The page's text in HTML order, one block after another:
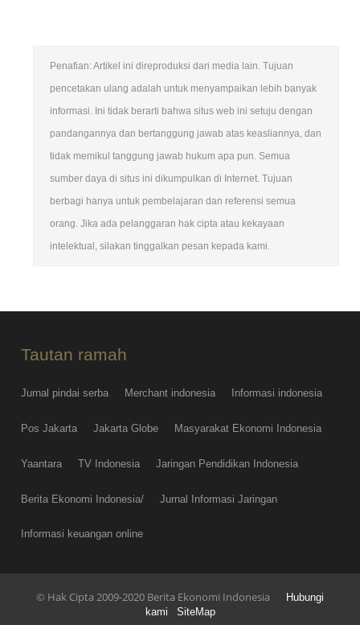
Penafian: Artikel ini direproduksi dari media lain. Tujuan
pencetakan ulang adalah untuk menyampaikan lebih banyak
informasi. Ini tidak berarti bahwa situs web ini setuju dengan
pandangannya dan bertanggung jawab atas keasliannya, dan
tidak memikul tanggung jawab hukum apa pun. Semua
sumber daya di situs ini dikumpulkan di Internet. Tujuan
berbagi hanya untuk pembelajaran dan referensi semua
orang. Jika ada pelanggaran hak cipta atau kekayaan
intelektual, silakan tinggalkan pesan kepada kami.
Tautan ramah
Jurnal pindai serba Merchant indonesia Informasi indonesia
Pos Jakarta Jakarta Globe Masyarakat Ekonomi Indonesia
Yaantara TV Indonesia Jaringan Pendidikan Indonesia
Berita Ekonomi Indonesia/ Jurnal Informasi Jaringan
Informasi keuangan online
© Hak Cipta 2009-2020 Berita Ekonomi Indonesia
Hubungi
kami
SiteMap